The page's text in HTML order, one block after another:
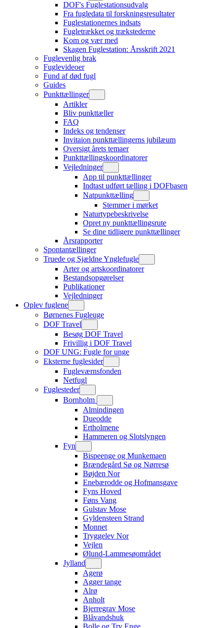
DOF's Fuglestationsudvalg
Fra fugledata til forskningsresultater
Fuglestationernes indsats
Fugletrækket og trækstederne
Kom og vær med
Skagen Fuglestation: Årsskrift 2021
Fuglevenlig brak
Fuglevideoer
Fund af død fugl
Guides
Punkttællinger
Artikler
Bliv punkttæller
FAQ
Indeks og tendenser
Invitaion punkttællingerns jubilæum
Oversigt årets temaer
Punkttællingskoordinatorer
Vejledninger
App til punkttællinger
Indtast udført tælling i DOFbasen
Natpunkttælling
Stemmer i mørket
Naturtypebeskrivelse
Opret ny punkttællingsrute
Se dine tidligere punkttællinger
Årsrapporter
Spontantællinger
Truede og Sjældne Ynglefugle
Arter og artskoordinatorer
Bestandsopgørelser
Publikationer
Vejledninger
Oplev fuglene
Børnenes Fugleuge
DOF Travel
Besøg DOF Travel
Frivillig i DOF Travel
DOF UNG: Fugle for unge
Eksterne fuglesider
Fugleværnsfonden
Netfugl
Fuglesteder
Bornholm
Almindingen
Dueodde
Ertholmene
Hammeren og Slotslyngen
Fyn
Bispeenge og Munkemaen
Brændegård Sø og Nørresø
Bøjden Nor
Enebærodde og Hofmansgave
Fyns Hoved
Føns Vang
Gulstav Mose
Gyldensteen Strand
Monnet
Tryggelev Nor
Vejlen
Ølund-Lammesøområdet
Jylland
Agerø
Agger tange
Alrø
Anholt
Bjerregrav Mose
Blåvandshuk
Bolle og Try Enge